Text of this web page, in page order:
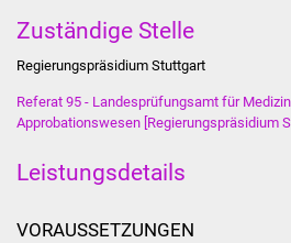
Zuständige Stelle
Regierungspräsidium Stuttgart
Referat 95 - Landesprüfungsamt für
Approbationswesen [Regierungspräsidium
Leistungsdetails
VORAUSSETZUNGEN